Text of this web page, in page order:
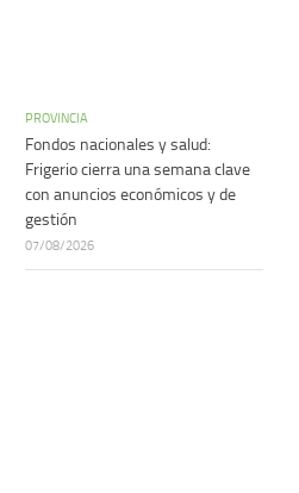
PROVINCIA
Fondos nacionales y salud:
Frigerio cierra una semana clave
con anuncios económicos y de
gestión
07/08/2026